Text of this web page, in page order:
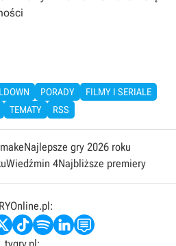
PORADY
FILMY I SERIALE
TEMATY RSS
Najlepsze gry 2026 roku
Wiedźmin 4Najbliższe premiery
tvgry.pl: